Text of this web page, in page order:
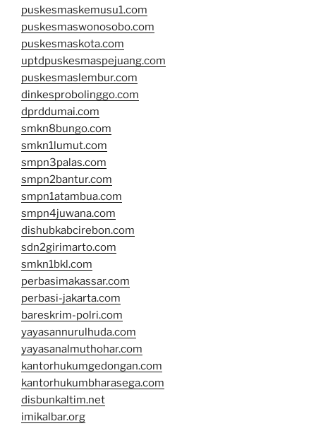
puskesmaskemusu1.com
puskesmaswonosobo.com
puskesmaskota.com
uptdpuskesmaspejuang.com
puskesmaslembur.com
dinkesprobolinggo.com
dprddumai.com
smkn8bungo.com
smkn1lumut.com
smpn3palas.com
smpn2bantur.com
smpn1atambua.com
smpn4juwana.com
dishubkabcirebon.com
sdn2girimarto.com
smkn1bkl.com
perbasimakassar.com
perbasi-jakarta.com
bareskrim-polri.com
yayasannurulhuda.com
yayasanalmuthohar.com
kantorhukumgedongan.com
kantorhukumbharasega.com
disbunkaltim.net
imikalbar.org